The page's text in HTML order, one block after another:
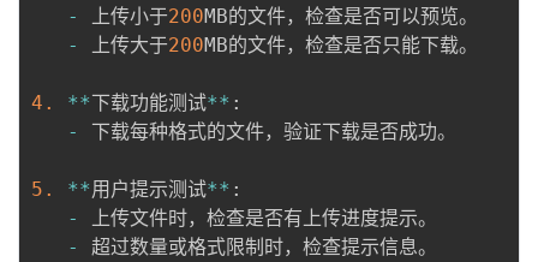
-
上传小于200MB的文件，检查是否可以预览。
-
上传大于200MB的文件，检查是否只能下载。
4. **下载功能测试** :
-
下载每种格式的文件，验证下载是否成功。
5. **用户提示测试** :
-
上传文件时，检查是否有上传进度提示。
-
超过数量或格式限制时，检查提示信息。